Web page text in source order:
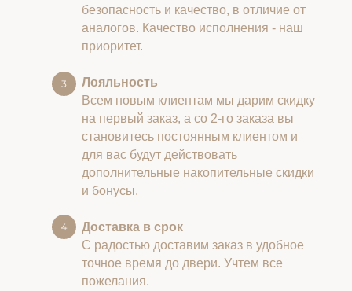
безопасность и качество, в отличие от
аналогов. Качество исполнения - наш
приоритет.
Лояльность
Всем новым клиентам мы дарим скидку
на первый заказ, а со 2-го заказа вы
становитесь постоянным клиентом и
для вас будут действовать
дополнительные накопительные скидки
и бонусы.
Доставка в срок
С радостью доставим заказ в удобное
точное время до двери. Учтем все
пожелания.